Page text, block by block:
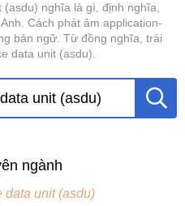
nghĩa là gì, định nghĩa,
Cách phát âm application-
bản ngữ. Từ đồng nghĩa, trái
data unit (asdu).
ngành
data unit (asdu)